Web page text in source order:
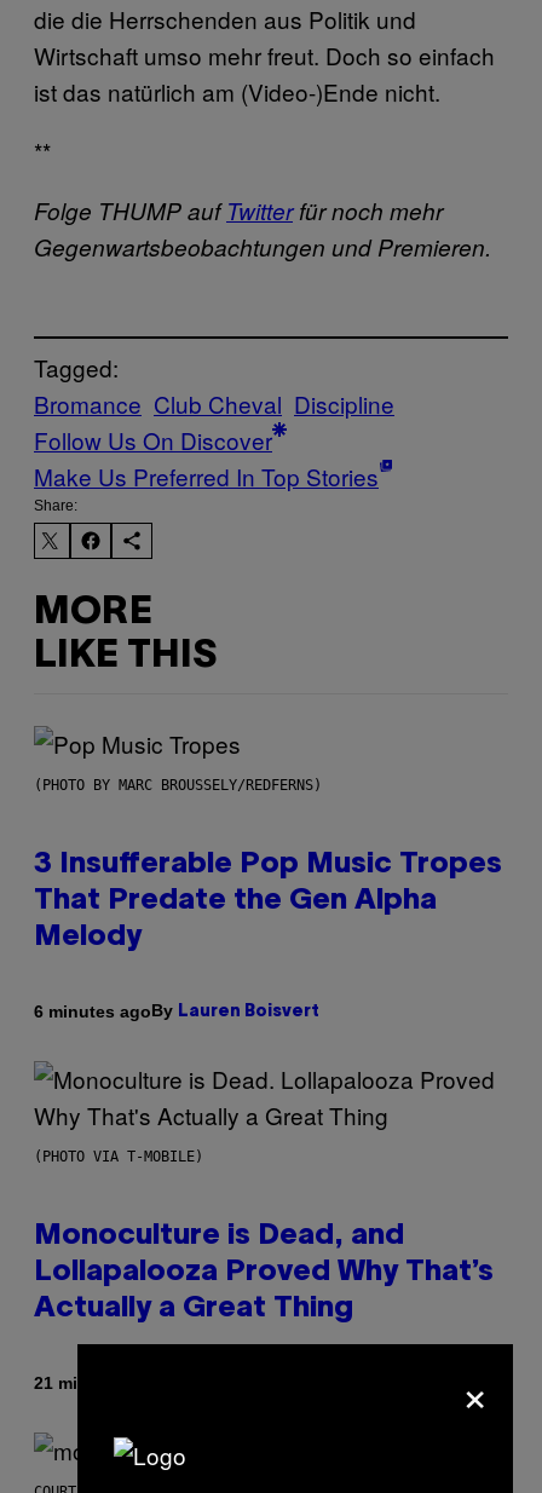
die die Herrschenden aus Politik und
Wirtschaft umso mehr freut. Doch so einfach
ist das natürlich am (Video-)Ende nicht.
**
Folge THUMP aufTwitterfür noch mehr
Gegenwartsbeobachtungen und Premieren.
Tagged:
Bromance Club Cheval Discipline
Follow Us On Discover
Make Us Preferred In Top Stories
Share:
MORE
LIKE THIS
(PHOTO BY MARC BROUSSELY/REDFERNS)
3 Insufferable Pop Music Tropes
That Predate the Gen Alpha
Melody
6 minutes agoBy Lauren Boisvert
(PHOTO VIA T-MOBILE)
Monoculture is Dead, and
Lollapalooza Proved Why That’s
Actually a Great Thing
21 minutes ago ×